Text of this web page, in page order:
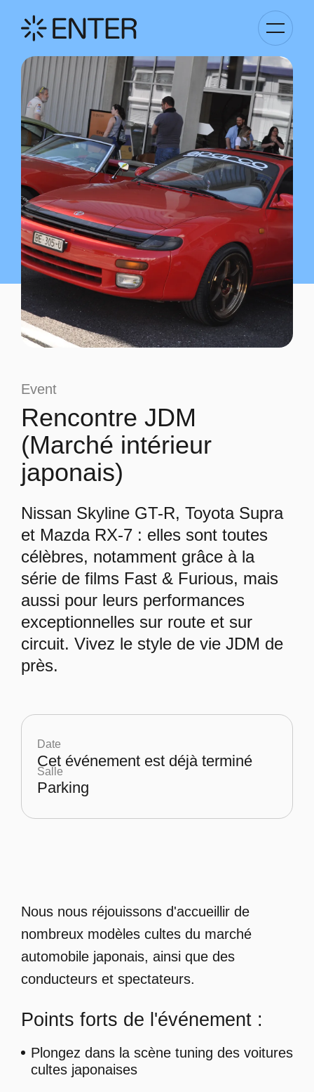
Basculer
la
Event
Rencontre JDM
(Marché intérieur
japonais)
Nissan Skyline GT-R, Toyota Supra
et Mazda RX-7 : elles sont toutes
célèbres, notamment grâce à la
série de films Fast & Furious, mais
aussi pour leurs performances
exceptionnelles sur route et sur
circuit. Vivez le style de vie JDM de
près.
Date
Cet événement est déjà terminé
Salle
Parking
Nous nous réjouissons d'accueillir de
nombreux modèles cultes du marché
automobile japonais, ainsi que des
conducteurs et spectateurs.
Points forts de l'événement :
Plongez dans la scène tuning des voitures
cultes japonaises